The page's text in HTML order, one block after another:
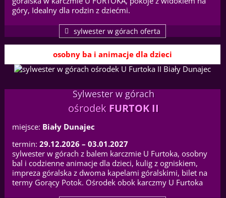
góry, Idealny dla rodzin z dziećmi.
sylwester w górach oferta
osobny ba i animacje dla dzieci
Sylwester w górach
ośrodekFURTOK II
miejsce: Biały Dunajec
termin: 29.12.2026 – 03.01.2027
sylwester w górach z balem karczmie U Furtoka, osobny
bal i codzienne animacje dla dzieci, kulig z ogniskiem,
impreza góralska z dwoma kapelami góralskimi, bilet na
termy Gorący Potok. Ośrodek obok karczmy U Furtoka